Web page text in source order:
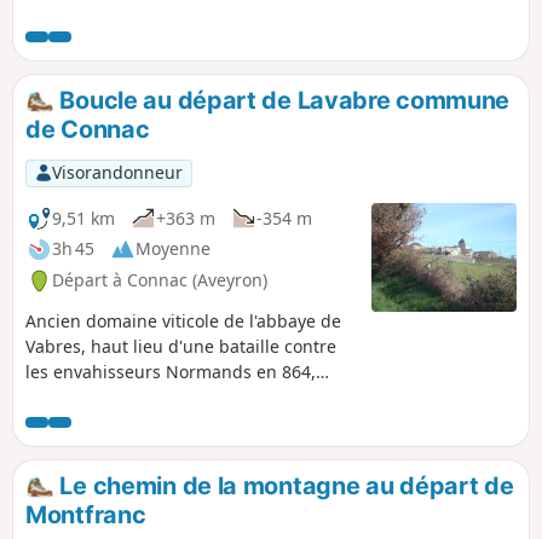
brebis Lacaune dont le lait sert à la
fabrication du Roquefort.
Boucle au départ de Lavabre commune
de Connac
Visorandonneur
9,51 km
+363 m
-354 m
3h 45
Moyenne
Départ à Connac (Aveyron)
Ancien domaine viticole de l'abbaye de
Vabres, haut lieu d'une bataille contre
les envahisseurs Normands en 864,
hameau de Lavabre, où subsiste une
ancienne grange Templière.
Le chemin de la montagne au départ de
Montfranc